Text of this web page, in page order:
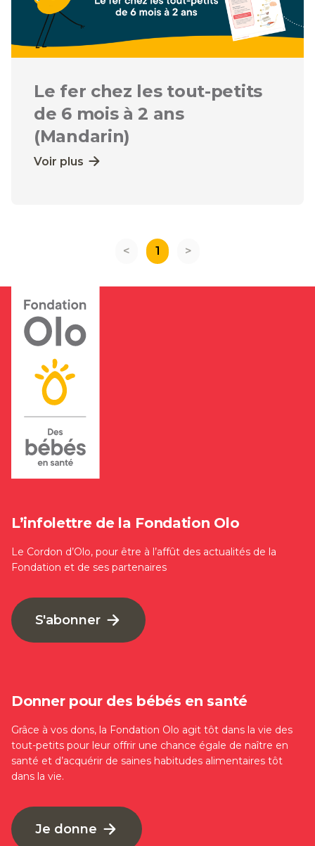
Le fer chez les tout-petits
de 6 mois à 2 ans
(Mandarin)
Voir plus
< 1 >
L’infolettre de la Fondation Olo
Le Cordon d’Olo, pour être à l’affût des actualités de la
Fondation et de ses partenaires
S'abonner
Donner pour des bébés en santé
Grâce à vos dons, la Fondation Olo agit tôt dans la vie des
tout-petits pour leur offrir une chance égale de naître en
santé et d’acquérir de saines habitudes alimentaires tôt
dans la vie.
Je donne